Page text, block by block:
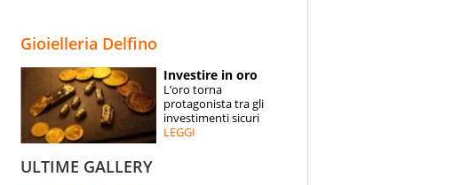
ESPERTI
CONTATTI
Gioielleria Delfino
Investire in oro
L’oro torna
protagonista tra gli
investimenti sicuri
LEGGI
ULTIME GALLERY